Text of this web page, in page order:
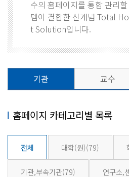
수의 홈페이지를 통합 관리
템이 결합한 신개념 Total
t Solution입니다.
기관 교수
홈페이지 카테고리별 목록
전체 대학(원)(79)
기관,부속기관(79) 연구소,